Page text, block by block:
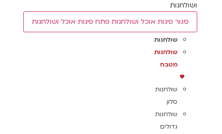
ושולחנות
סגור פינות אוכל ושולחנות פתח פינות אוכל ושולחנות
שולחנות
שולחנות
מטבח
שולחנות
סלון
שולחנות
גדולים